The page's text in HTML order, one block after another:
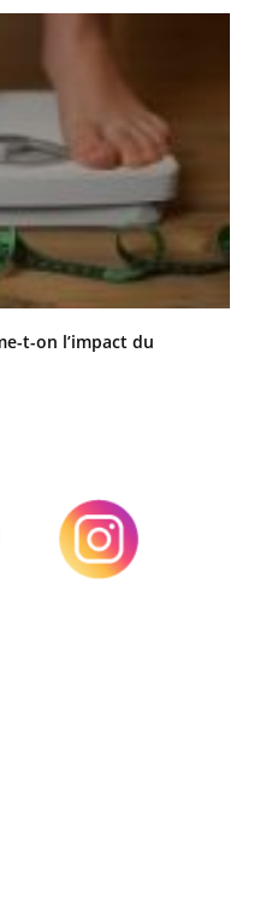
t-on l’impact du